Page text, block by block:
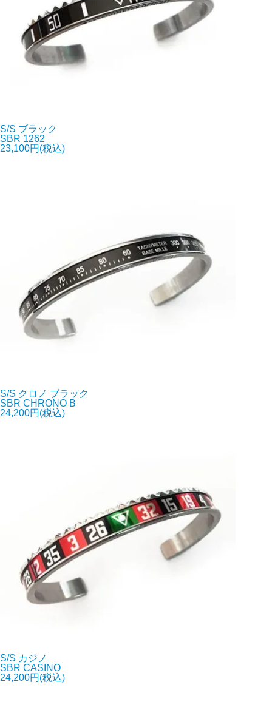
S/S ブラック
SBR 1262
23,100円(税込)
S/S クロノ ブラック
SBR CHRONO B
24,200円(税込)
S/S カジノ
SBR CASINO
24,200円(税込)